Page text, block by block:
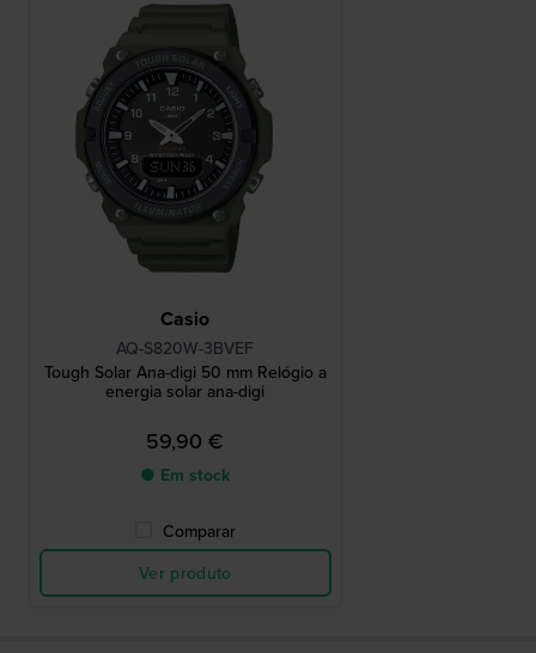
Casio
AQ-S820W-3BVEF
Tough Solar Ana-digi 50 mm Relógio a
energia solar ana-digi
59,90 €
● Em stock
Comparar
Ver produto